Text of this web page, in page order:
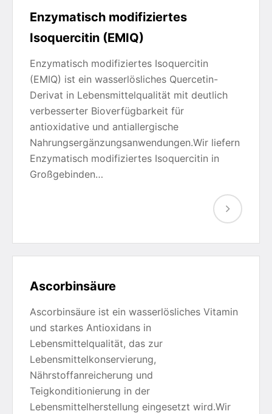
Enzymatisch modifiziertes
Isoquercitin (EMIQ)
Enzymatisch modifiziertes Isoquercitin
(EMIQ) ist ein wasserlösliches Quercetin-
Derivat in Lebensmittelqualität mit deutlich
verbesserter Bioverfügbarkeit für
antioxidative und antiallergische
Nahrungsergänzungsanwendungen.Wir liefern
Enzymatisch modifiziertes Isoquercitin in
Großgebinden…
Ascorbinsäure
Ascorbinsäure ist ein wasserlösliches Vitamin
und starkes Antioxidans in
Lebensmittelqualität, das zur
Lebensmittelkonservierung,
Nährstoffanreicherung und
Teigkonditionierung in der
Lebensmittelherstellung eingesetzt wird.Wir